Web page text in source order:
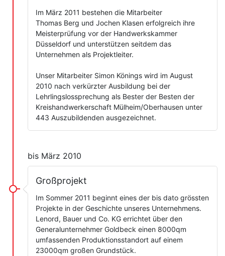
Im März 2011 bestehen die Mitarbeiter
Thomas Berg und Jochen Klasen erfolgreich ihre
Meisterprüfung vor der Handwerkskammer
Düsseldorf und unterstützen seitdem das
Unternehmen als Projektleiter.
Unser Mitarbeiter Simon Könings wird im August
2010 nach verkürzter Ausbildung bei der
Lehrlingslossprechung als Bester der Besten der
Kreishandwerkerschaft Mülheim/Oberhausen unter
443 Auszubildenden ausgezeichnet.
bis März 2010
Großprojekt
Im Sommer 2011 beginnt eines der bis dato grössten
Projekte in der Geschichte unseres Unternehmens.
Lenord, Bauer und Co. KG errichtet über den
Generalunternehmer Goldbeck einen 8000qm
umfassenden Produktionsstandort auf einem
23000qm großen Grundstück.